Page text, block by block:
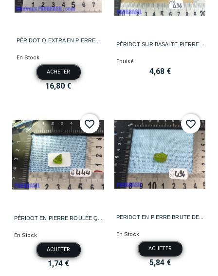
PÉRIDOT Q EXTRA EN PIERRE...
En Stock
ACHETER
16,80 €
PÉRIDOT SUR BASALTE PIERRE...
Epuisé
4,68 €
PÉRIDOT EN PIERRE ROULÉE Q...
En Stock
ACHETER
1,74 €
favorite_border
PERIDOT EN PIERRE BRUTE DE...
En Stock
ACHETER
5,84 €
favorite_border